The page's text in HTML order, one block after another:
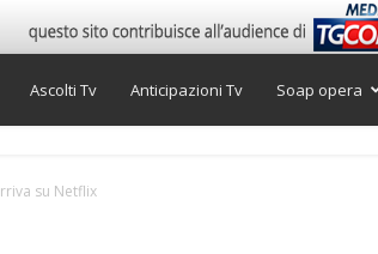
Ascolti Tv Anticipazioni Tv Soap opera
su Netflix